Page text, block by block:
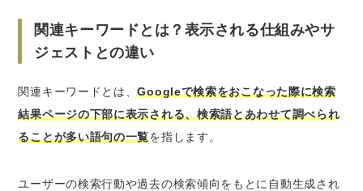
関連キーワードとは？表示される仕組みやサ
ジェストとの違い
関連キーワードとは、Googleで検索をおこなった際に検索
結果ページの下部に表示される、検索語とあわせて調べられ
ることが多い語句の一覧を指します。
ユーザーの検索行動や過去の検索傾向をもとに自動生成され